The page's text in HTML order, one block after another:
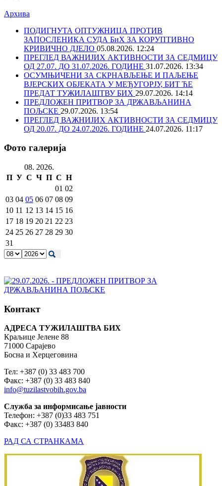
Архива
ПОДИГНУТА ОПТУЖНИЦА ПРОТИВ
ЗАПОСЛЕНИКА СУДА БиХ ЗА КОРУПТИВНО
КРИВИЧНО ДЈЕЛО 05.08.2026. 12:24
ПРЕГЛЕД ВАЖНИЈИХ АКТИВНОСТИ ЗА СЕДМИЦУ
ОД 27.07. ДО 31.07.2026. ГОДИНЕ 31.07.2026. 13:34
ОСУМЊИЧЕНИ ЗА СКРНАВЉЕЊЕ И ПАЉЕЊЕ
ВЈЕРСКИХ ОБЈЕКАТА У МЕЂУГОРЈУ, БИТ ЋЕ
ПРЕДАТ ТУЖИЛАШТВУ БИХ 29.07.2026. 14:14
ПРЕДЛОЖЕН ПРИТВОР ЗА ДРЖАВЉАНИНА
ПОЉСКЕ 29.07.2026. 13:54
ПРЕГЛЕД ВАЖНИЈИХ АКТИВНОСТИ ЗА СЕДМИЦУ
ОД 20.07. ДО 24.07.2026. ГОДИНЕ 24.07.2026. 11:17
Фото галерија
08. 2026.
П У С Ч П С Н
01 02
03 04 05 06 07 08 09
10 11 12 13 14 15 16
17 18 19 20 21 22 23
24 25 26 27 28 29 30
31
Контакт
АДРЕСА ТУЖИЛАШТВА БИХ
Краљице Јелене 88
71000 Сарајево
Босна и Херцеговина
Тел: +387 (0) 33 483 700
Факс: +387 (0) 33 483 840
info@tuzilastvobih.gov.ba
Служба за информисање јавности
Телефон: +387 (0)33 483 751
Факс: +387 (0) 33483 840
РАД СА СТРАНКАМА